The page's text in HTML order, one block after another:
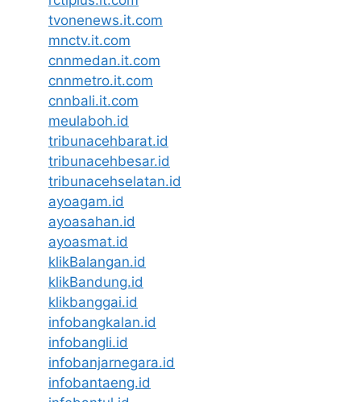
tvonenews.it.com
mnctv.it.com
cnnmedan.it.com
cnnmetro.it.com
cnnbali.it.com
meulaboh.id
tribunacehbarat.id
tribunacehbesar.id
tribunacehselatan.id
ayoagam.id
ayoasahan.id
ayoasmat.id
klikBalangan.id
klikBandung.id
klikbanggai.id
infobangkalan.id
infobangli.id
infobanjarnegara.id
infobantaeng.id